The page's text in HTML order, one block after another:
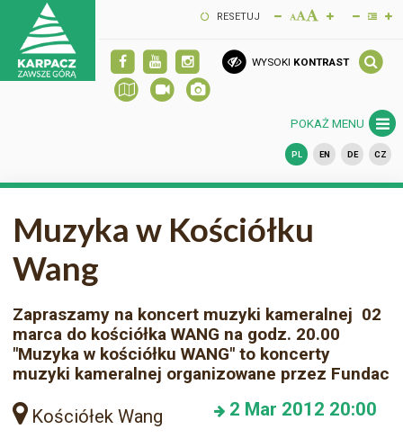
RESETUJ
WYSOKI KONTRAST
POKAŻ MENU
PL EN DE CZ
Muzyka w Kościółku
Wang
Zapraszamy na koncert muzyki kameralnej 02
marca do kościółka WANG na godz. 20.00
"Muzyka w kościółku WANG" to koncerty
muzyki kameralnej organizowane przez Fundac
Kościółek Wang 2 Mar 2012 20:00